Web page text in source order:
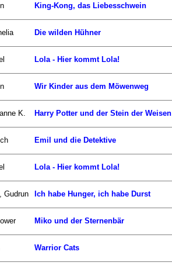
King-Kong, das Liebesschwein
Die wilden Hühner
Lola - Hier kommt Lola!
Wir Kinder aus dem Möwenweg
K. Harry Potter und der Stein der Weisen
Emil und die Detektive
Lola - Hier kommt Lola!
Gudrun Ich habe Hunger, ich habe Durst
Miko und der Sternenbär
Warrior Cats